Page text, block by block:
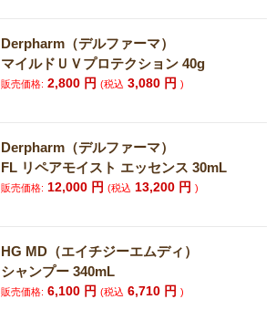
Derpharm（デルファーマ）
マイルドＵＶプロテクション 40g
販売価格: 2,800 円(税込 3,080 円)
Derpharm（デルファーマ）
FL リペアモイスト エッセンス 30mL
販売価格: 12,000 円(税込 13,200 円)
HG MD（エイチジーエムディ）
シャンプー 340mL
販売価格: 6,100 円(税込 6,710 円)